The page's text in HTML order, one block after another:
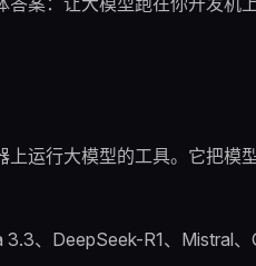
上运行大模型的工具。它把
3.3、DeepSeek-R1、Mistral